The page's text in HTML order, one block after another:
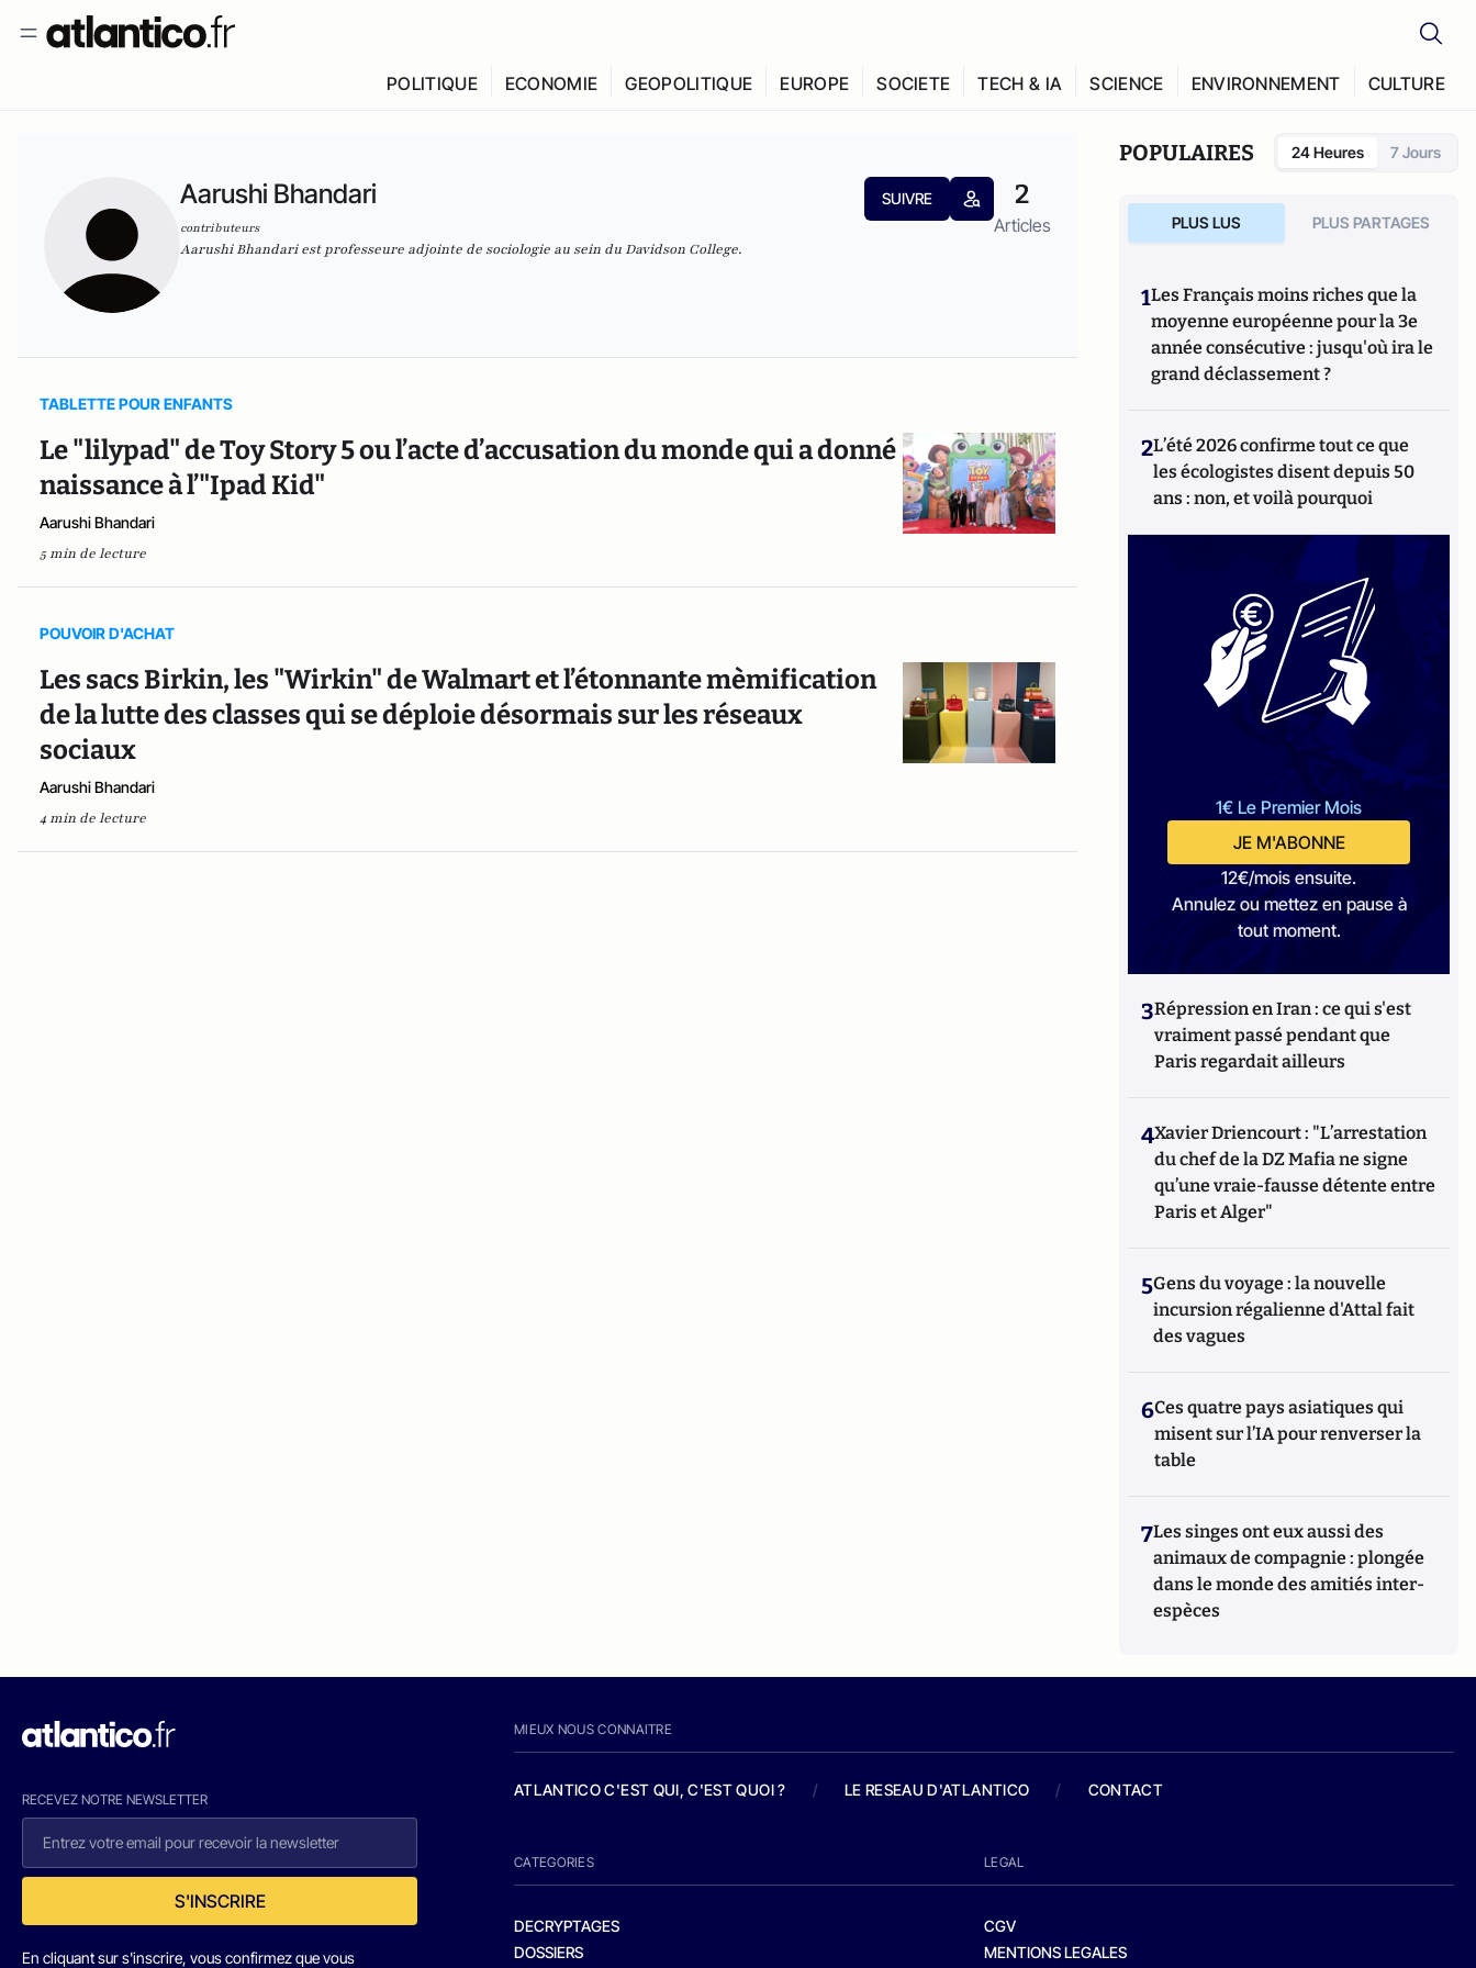
POLITIQUE ECONOMIE GEOPOLITIQUE EUROPE SOCIETE TECH & IA SCIENCE ENVIRONNEMENT CULTURE
Aarushi Bhandari
contributeurs
SUIVRE 2
Articles
Aarushi Bhandari est professeure adjointe de sociologie au sein du Davidson College.
TABLETTE POUR ENFANTS
Le "lilypad" de Toy Story 5 ou l’acte d’accusation du monde qui a donné
naissance à l’"Ipad Kid"
Aarushi Bhandari
5 min de lecture
POUVOIR D'ACHAT
Les sacs Birkin, les "Wirkin" de Walmart et l’étonnante mèmification
de la lutte des classes qui se déploie désormais sur les réseaux
sociaux
Aarushi Bhandari
4 min de lecture
POPULAIRES 24 Heures 7 Jours
PLUS LUS PLUS PARTAGES
1Les Français moins riches que la
moyenne européenne pour la 3e
année consécutive : jusqu'où ira le
grand déclassement ?
2L’été 2026 confirme tout ce que
les écologistes disent depuis 50
ans : non, et voilà pourquoi
1€ Le Premier Mois
JE M'ABONNE
12€/mois ensuite.
Annulez ou mettez en pause à
tout moment.
3Répression en Iran : ce qui s'est
vraiment passé pendant que
Paris regardait ailleurs
4Xavier Driencourt : "L’arrestation
du chef de la DZ Mafia ne signe
qu’une vraie-fausse détente entre
Paris et Alger"
5Gens du voyage : la nouvelle
incursion régalienne d'Attal fait
des vagues
6Ces quatre pays asiatiques qui
misent sur l’IA pour renverser la
table
7Les singes ont eux aussi des
animaux de compagnie : plongée
dans le monde des amitiés inter-
espèces
RECEVEZ NOTRE NEWSLETTER
S'INSCRIRE
En cliquant sur s'inscrire, vous confirmez que vous
MIEUX NOUS CONNAITRE
ATLANTICO C'EST QUI, C'EST QUOI ? / LE RESEAU D'ATLANTICO / CONTACT
CATEGORIES
DECRYPTAGES
DOSSIERS
LEGAL
CGV
MENTIONS LEGALES